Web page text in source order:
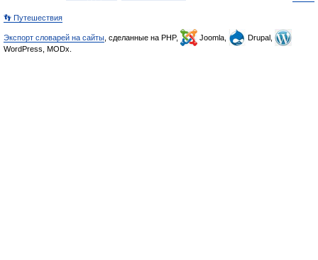
👣 Путешествия
Экспорт словарей на сайты , сделанные на PHP, Joomla,
Drupal,
WordPress, MODx.